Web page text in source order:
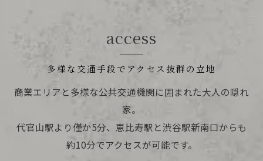
多様な交通手段でアクセス抜群の立地
access
商業エリアと多様な公共交通機関に囲まれた大人の隠れ
家。
代官山駅より僅か5分、恵比寿駅と渋谷駅新南口からも
約10分でアクセスが可能です。